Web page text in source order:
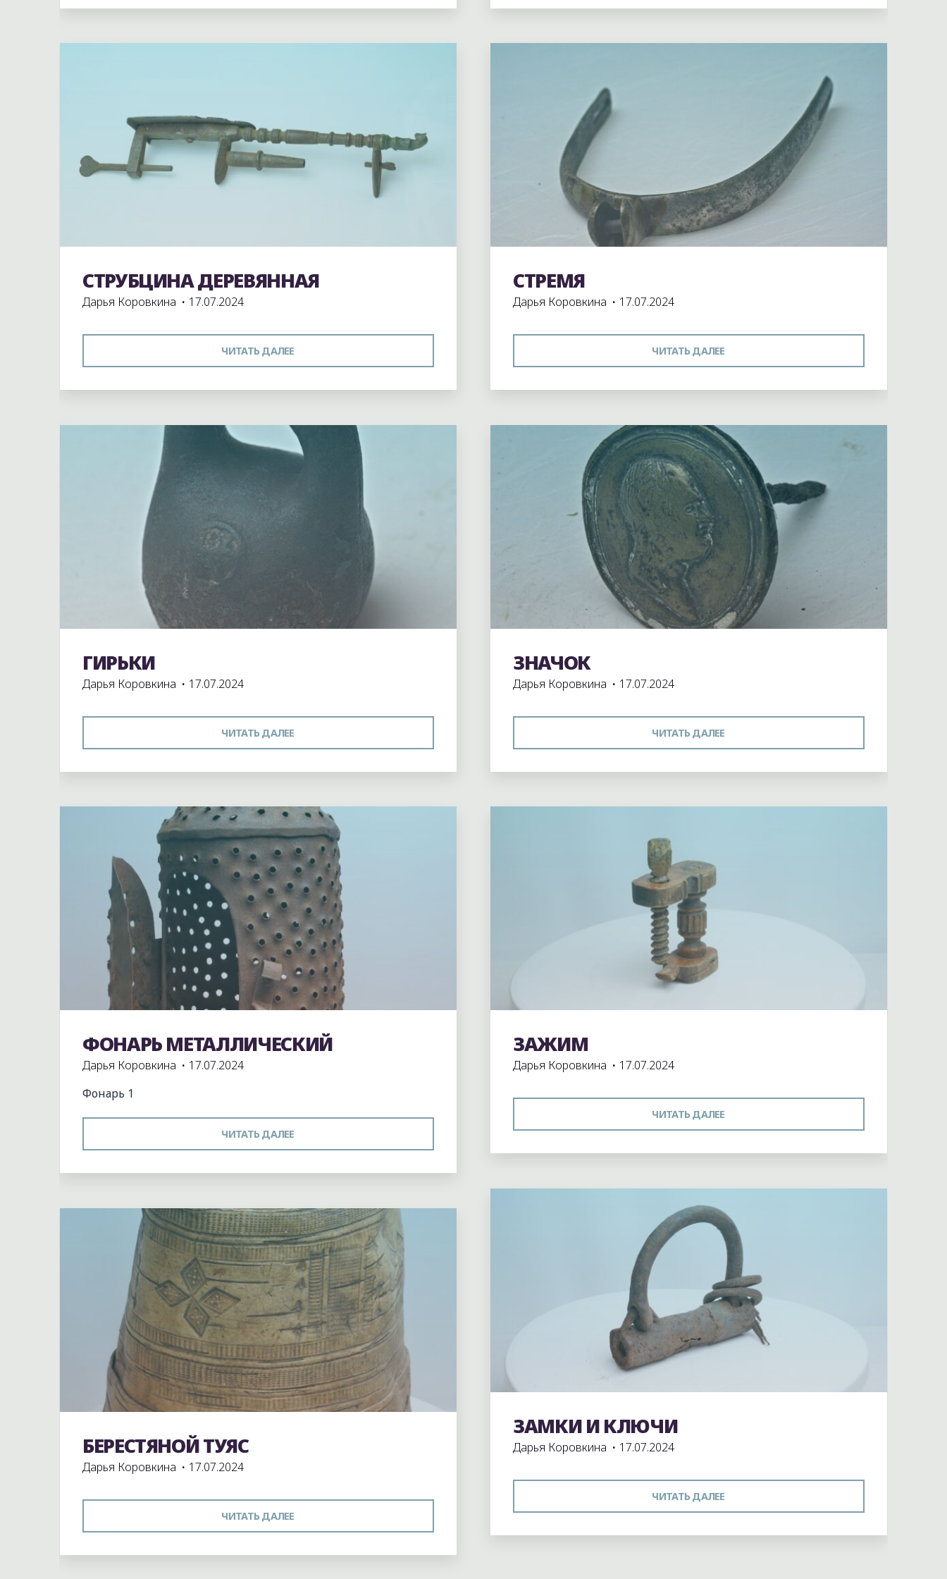
Экспонаты школьного музея
СТРУБЦИНА ДЕРЕВЯННАЯ
Дарья Коровкина 17.07.2024
ЧИТАТЬ ДАЛЕЕ
ДЕРЕВЯННАЯ"
Экспонаты школьного музея
СТРЕМЯ
Дарья Коровкина 17.07.2024
ЧИТАТЬ ДАЛЕЕ
Экспонаты школьного музея
ГИРЬКИ
Дарья Коровкина 17.07.2024
ЧИТАТЬ ДАЛЕЕ
Экспонаты школьного музея
ЗНАЧОК
Дарья Коровкина 17.07.2024
ЧИТАТЬ ДАЛЕЕ
Экспонаты школьного музея
ФОНАРЬ МЕТАЛЛИЧЕСКИЙ
Дарья Коровкина
17.07.2024
Фонарь 1
ЧИТАТЬ ДАЛЕЕ
МЕТАЛЛИЧЕСКИЙ"
Экспонаты школьного музея
ЗАЖИМ
Дарья Коровкина 17.07.2024
ЧИТАТЬ ДАЛЕЕ
Экспонаты школьного музея
ЗАМКИ И КЛЮЧИ
Дарья Коровкина 17.07.2024
ЧИТАТЬ ДАЛЕЕ
И
КЛЮЧИ"
Экспонаты школьного музея
БЕРЕСТЯНОЙ ТУЯС
Дарья Коровкина 17.07.2024
ЧИТАТЬ ДАЛЕЕ
ТУЯС"